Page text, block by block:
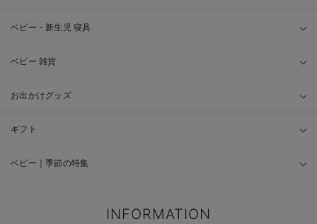
ベビー・新生児 寝具
ベビー 雑貨
お出かけグッズ
ギフト
ベビー｜季節の特集
INFORMATION